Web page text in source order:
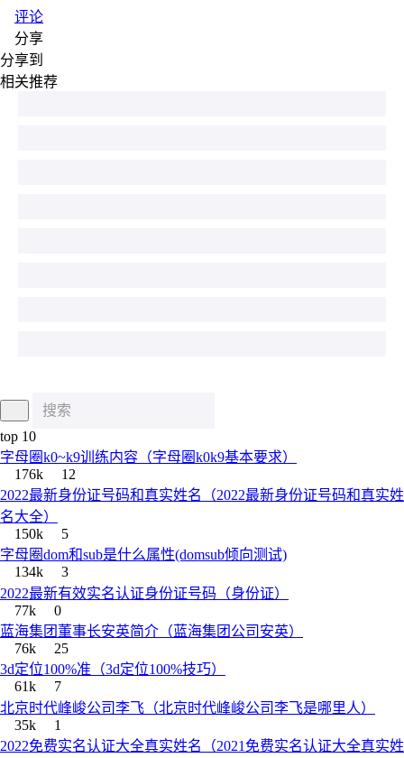
评论
分享
分享到
相关推荐
top 10
字母圈k0~k9训练内容（字母圈k0k9基本要求）
176k
12
2022最新身份证号码和真实姓名（2022最新身份证号码和真实姓
名大全）
150k
5
字母圈dom和sub是什么属性(domsub倾向测试)
134k
3
2022最新有效实名认证身份证号码（身份证）
77k
0
蓝海集团董事长安英简介（蓝海集团公司安英）
76k
25
3d定位100%准（3d定位100%技巧）
61k
7
北京时代峰峻公司李飞（北京时代峰峻公司李飞是哪里人）
35k
1
2022免费实名认证大全真实姓名（2021免费实名认证大全真实姓